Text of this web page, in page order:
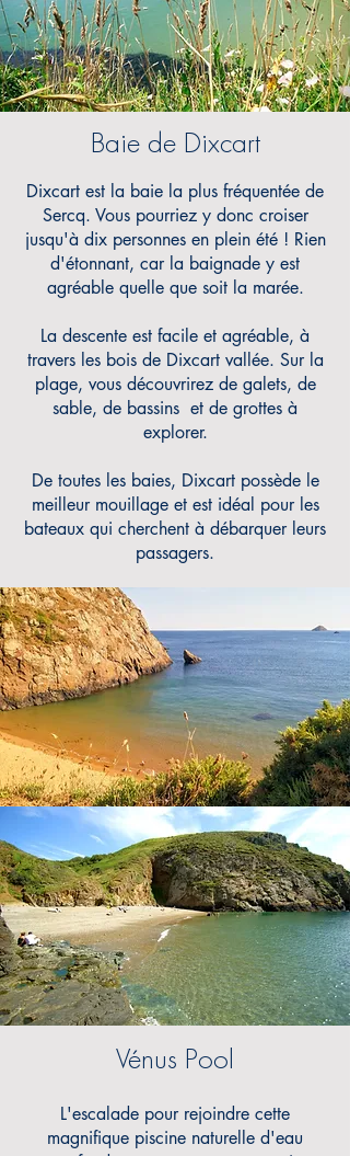
Baie de Dixcart
Dixcart est la baie la plus fréquentée de
Sercq. Vous pourriez y donc croiser
jusqu'à dix personnes en plein été ! Rien
d'étonnant, car la baignade y est
agréable quelle que soit la marée.
La descente est facile et agréable, à
travers les bois de Dixcart vallée. Sur la
plage, vous découvrirez de galets, de
sable, de bassins et de grottes à
explorer.
De toutes les baies, Dixcart possède le
meilleur mouillage et est idéal pour les
bateaux qui cherchent à débarquer leurs
passagers.
Vénus Pool
L'escalade pour rejoindre cette
magnifique piscine naturelle d'eau